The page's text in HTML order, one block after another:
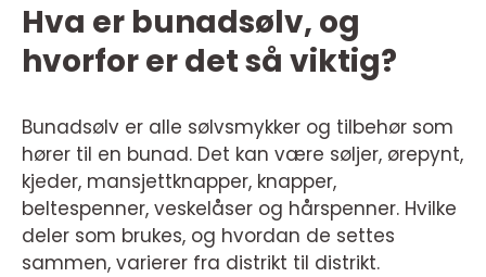
Hva er bunadsølv, og
hvorfor er det så viktig?
Bunadsølv er alle sølvsmykker og tilbehør som
hører til en bunad. Det kan være søljer, ørepynt,
kjeder, mansjettknapper, knapper,
beltespenner, veskelåser og hårspenner. Hvilke
deler som brukes, og hvordan de settes
sammen, varierer fra distrikt til distrikt.